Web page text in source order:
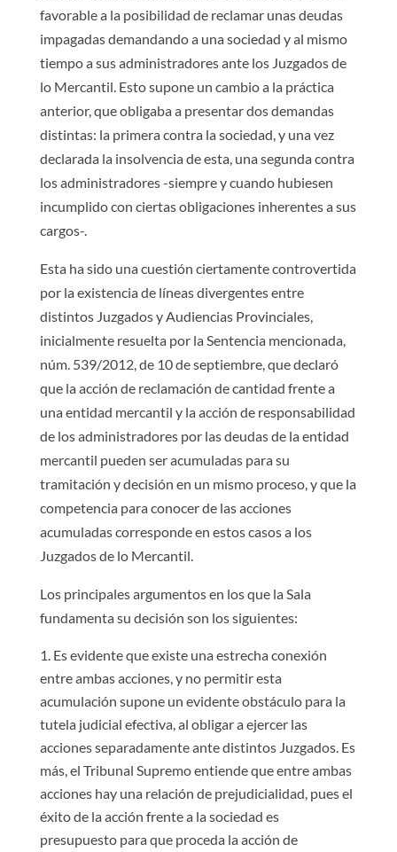
favorable a la posibilidad de reclamar unas deudas
impagadas demandando a una sociedad y al mismo
tiempo a sus administradores ante los Juzgados de
lo Mercantil. Esto supone un cambio a la práctica
anterior, que obligaba a presentar dos demandas
distintas: la primera contra la sociedad, y una vez
declarada la insolvencia de esta, una segunda contra
los administradores -siempre y cuando hubiesen
incumplido con ciertas obligaciones inherentes a sus
cargos-.
Esta ha sido una cuestión ciertamente controvertida
por la existencia de líneas divergentes entre
distintos Juzgados y Audiencias Provinciales,
inicialmente resuelta por la Sentencia mencionada,
núm. 539/2012, de 10 de septiembre, que declaró
que la acción de reclamación de cantidad frente a
una entidad mercantil y la acción de responsabilidad
de los administradores por las deudas de la entidad
mercantil pueden ser acumuladas para su
tramitación y decisión en un mismo proceso, y que la
competencia para conocer de las acciones
acumuladas corresponde en estos casos a los
Juzgados de lo Mercantil.
Los principales argumentos en los que la Sala
fundamenta su decisión son los siguientes:
Es evidente que existe una estrecha conexión
entre ambas acciones, y no permitir esta
acumulación supone un evidente obstáculo para la
tutela judicial efectiva, al obligar a ejercer las
acciones separadamente ante distintos Juzgados. Es
más, el Tribunal Supremo entiende que entre ambas
acciones hay una relación de prejudicialidad, pues el
éxito de la acción frente a la sociedad es
presupuesto para que proceda la acción de